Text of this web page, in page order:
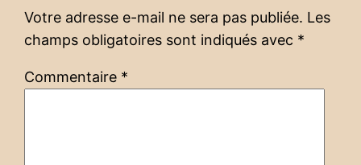
Votre adresse e-mail ne sera pas publiée. Les
champs obligatoires sont indiqués avec *
Commentaire *